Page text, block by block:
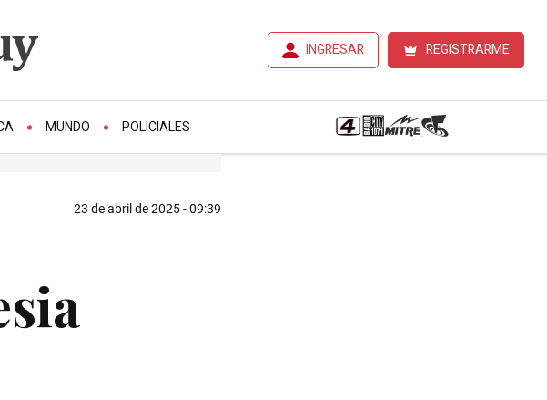
INGRESAR REGISTRARME
MUNDO
POLICIALES
23 de abril de 2025 - 09:39